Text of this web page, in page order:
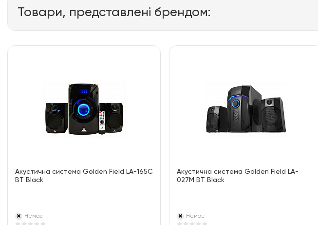
Товари, представлені брендом:
Акустична система Golden Field LA-165C
BT Black
Немає
Акустична система Golden Field LA-
027M BT Black
Немає